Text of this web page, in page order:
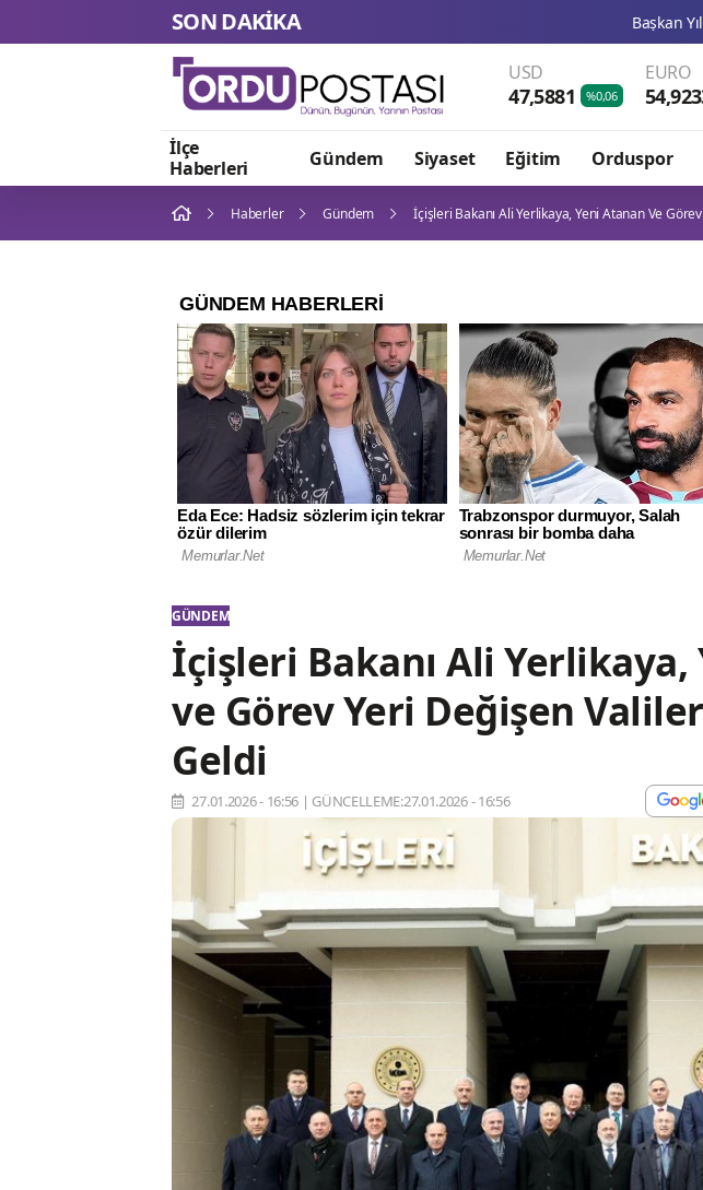
SON DAKİKA Başkan Yıldız Ünsal:
USD
47,5881 %0,06
EURO
İlçe
Haberleri
Gündem Siyaset Eğitim Orduspor
Haberler Gündem İçişleri Bakanı Ali Yerlikaya, Yeni Atanan Ve
GÜNDEM
İçişleri Bakanı Ali Yerlikaya,
ve Görev Yeri Değişen
Geldi
27.01.2026 - 16:56 | GÜNCELLEME:27.01.2026 - 16:56